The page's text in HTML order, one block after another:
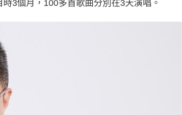
3個月，100多首歌曲分別在3天演唱。